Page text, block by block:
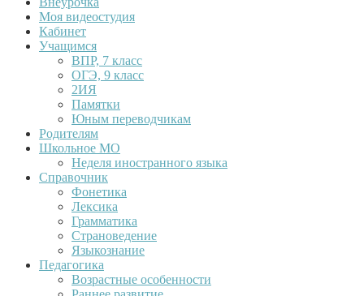
Моя видеостудия
Кабинет
Учащимся
ВПР, 7 класс
ОГЭ, 9 класс
2ИЯ
Памятки
Юным переводчикам
Родителям
Школьное МО
Неделя иностранного языка
Справочник
Фонетика
Лексика
Грамматика
Страноведение
Языкознание
Педагогика
Возрастные особенности